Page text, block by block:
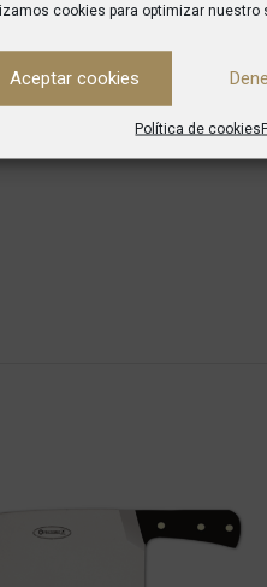
cookies para optimizar nuestro
Aceptar cookies
Política de cookies